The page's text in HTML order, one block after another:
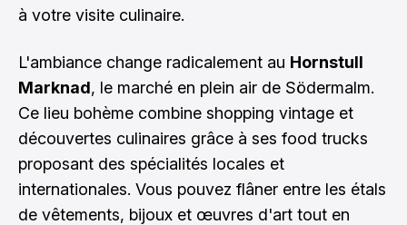
à votre visite culinaire.
L'ambiance change radicalement au Hornstull
Marknad, le marché en plein air de Södermalm.
Ce lieu bohème combine shopping vintage et
découvertes culinaires grâce à ses food trucks
proposant des spécialités locales et
internationales. Vous pouvez flâner entre les étals
de vêtements, bijoux et œuvres d'art tout en